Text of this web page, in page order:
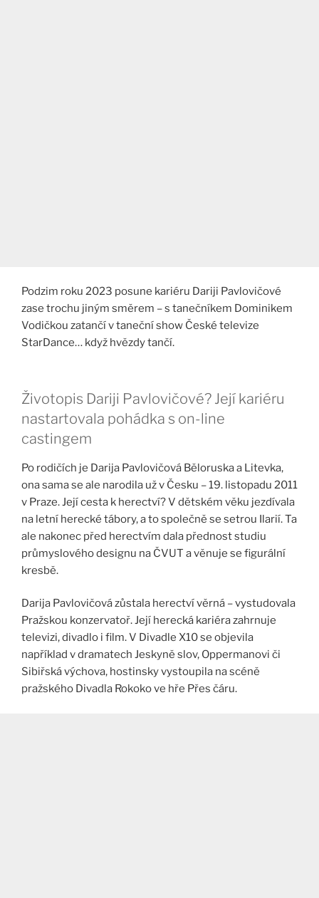
Podzim roku 2023 posune kariéru Dariji Pavlovičové
zase trochu jiným směrem – s tanečníkem Dominikem
Vodičkou zatančí v taneční show České televize
StarDance… když hvězdy tančí.
Životopis Dariji Pavlovičové? Její kariéru
nastartovala pohádka s on-line
castingem
Po rodičích je Darija Pavlovičová Běloruska a Litevka,
ona sama se ale narodila už v Česku – 19. listopadu 2011
v Praze. Její cesta k herectví? V dětském věku jezdívala
na letní herecké tábory, a to společně se setrou Ilarií. Ta
ale nakonec před herectvím dala přednost studiu
průmyslového designu na ČVUT a věnuje se figurální
kresbě.
Darija Pavlovičová zůstala herectví věrná – vystudovala
Pražskou konzervatoř. Její herecká kariéra zahrnuje
televizi, divadlo i film. V Divadle X10 se objevila
například v dramatech Jeskyně slov, Oppermanovi či
Sibiřská výchova, hostinsky vystoupila na scéně
pražského Divadla Rokoko ve hře Přes čáru.